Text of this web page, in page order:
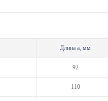
Длина а, мм
92
110